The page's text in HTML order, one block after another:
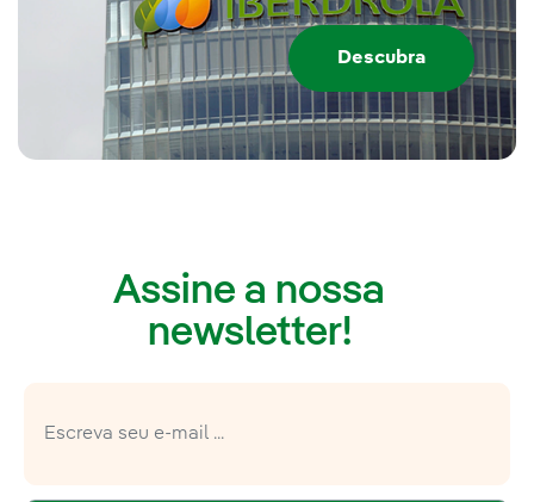
Descubra
Assine a nossa
newsletter!